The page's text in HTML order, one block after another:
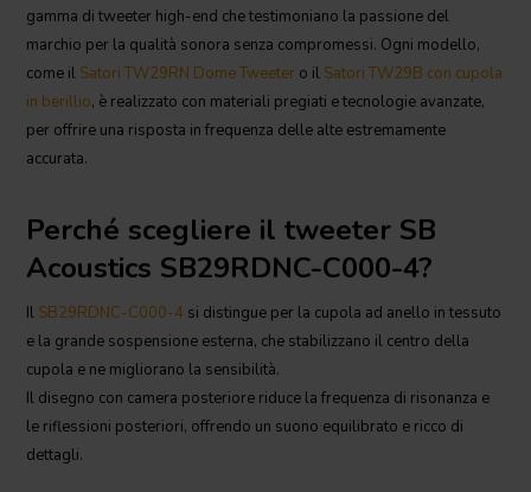
gamma di tweeter high-end che testimoniano la passione del
marchio per la qualità sonora senza compromessi. Ogni modello,
come il Satori TW29RN Dome Tweeter o il Satori TW29B con cupola
in berillio, è realizzato con materiali pregiati e tecnologie avanzate,
per offrire una risposta in frequenza delle alte estremamente
accurata.
Perché scegliere il tweeter SB
Acoustics SB29RDNC-C000-4?
Il SB29RDNC-C000-4 si distingue per la cupola ad anello in tessuto
e la grande sospensione esterna, che stabilizzano il centro della
cupola e ne migliorano la sensibilità.
Il disegno con camera posteriore riduce la frequenza di risonanza e
le riflessioni posteriori, offrendo un suono equilibrato e ricco di
dettagli.